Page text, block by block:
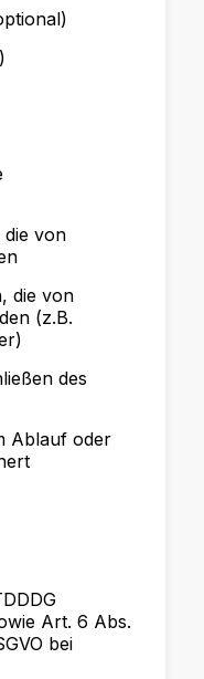
die von
die von
(z.B.
des
Ablauf oder
Art. 6 Abs.
bei